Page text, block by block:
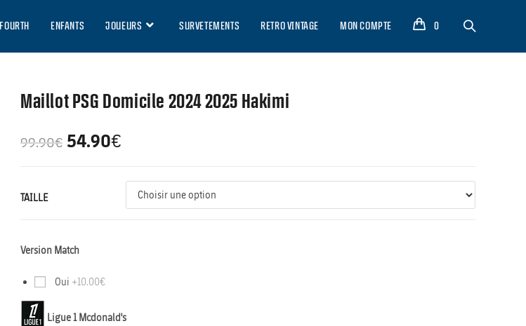
FOURTH ENFANTS JOUEURS SURVETEMENTS RETRO VINTAGE MON COMPTE 0
Maillot PSG Domicile 2024 2025 Hakimi
99.90€ 54.90€
TAILLE
Version Match
Oui +10.00€
Ligue 1 Mcdonald's